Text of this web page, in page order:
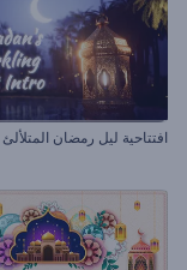
افتتاحية ليل رمضان المتلألئ